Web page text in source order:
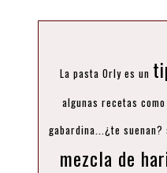
La pasta Orly es un
algunas recetas
gabardina...¿te
mezcla de